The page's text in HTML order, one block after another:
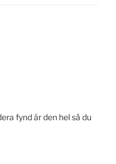
fynd är den hel så du